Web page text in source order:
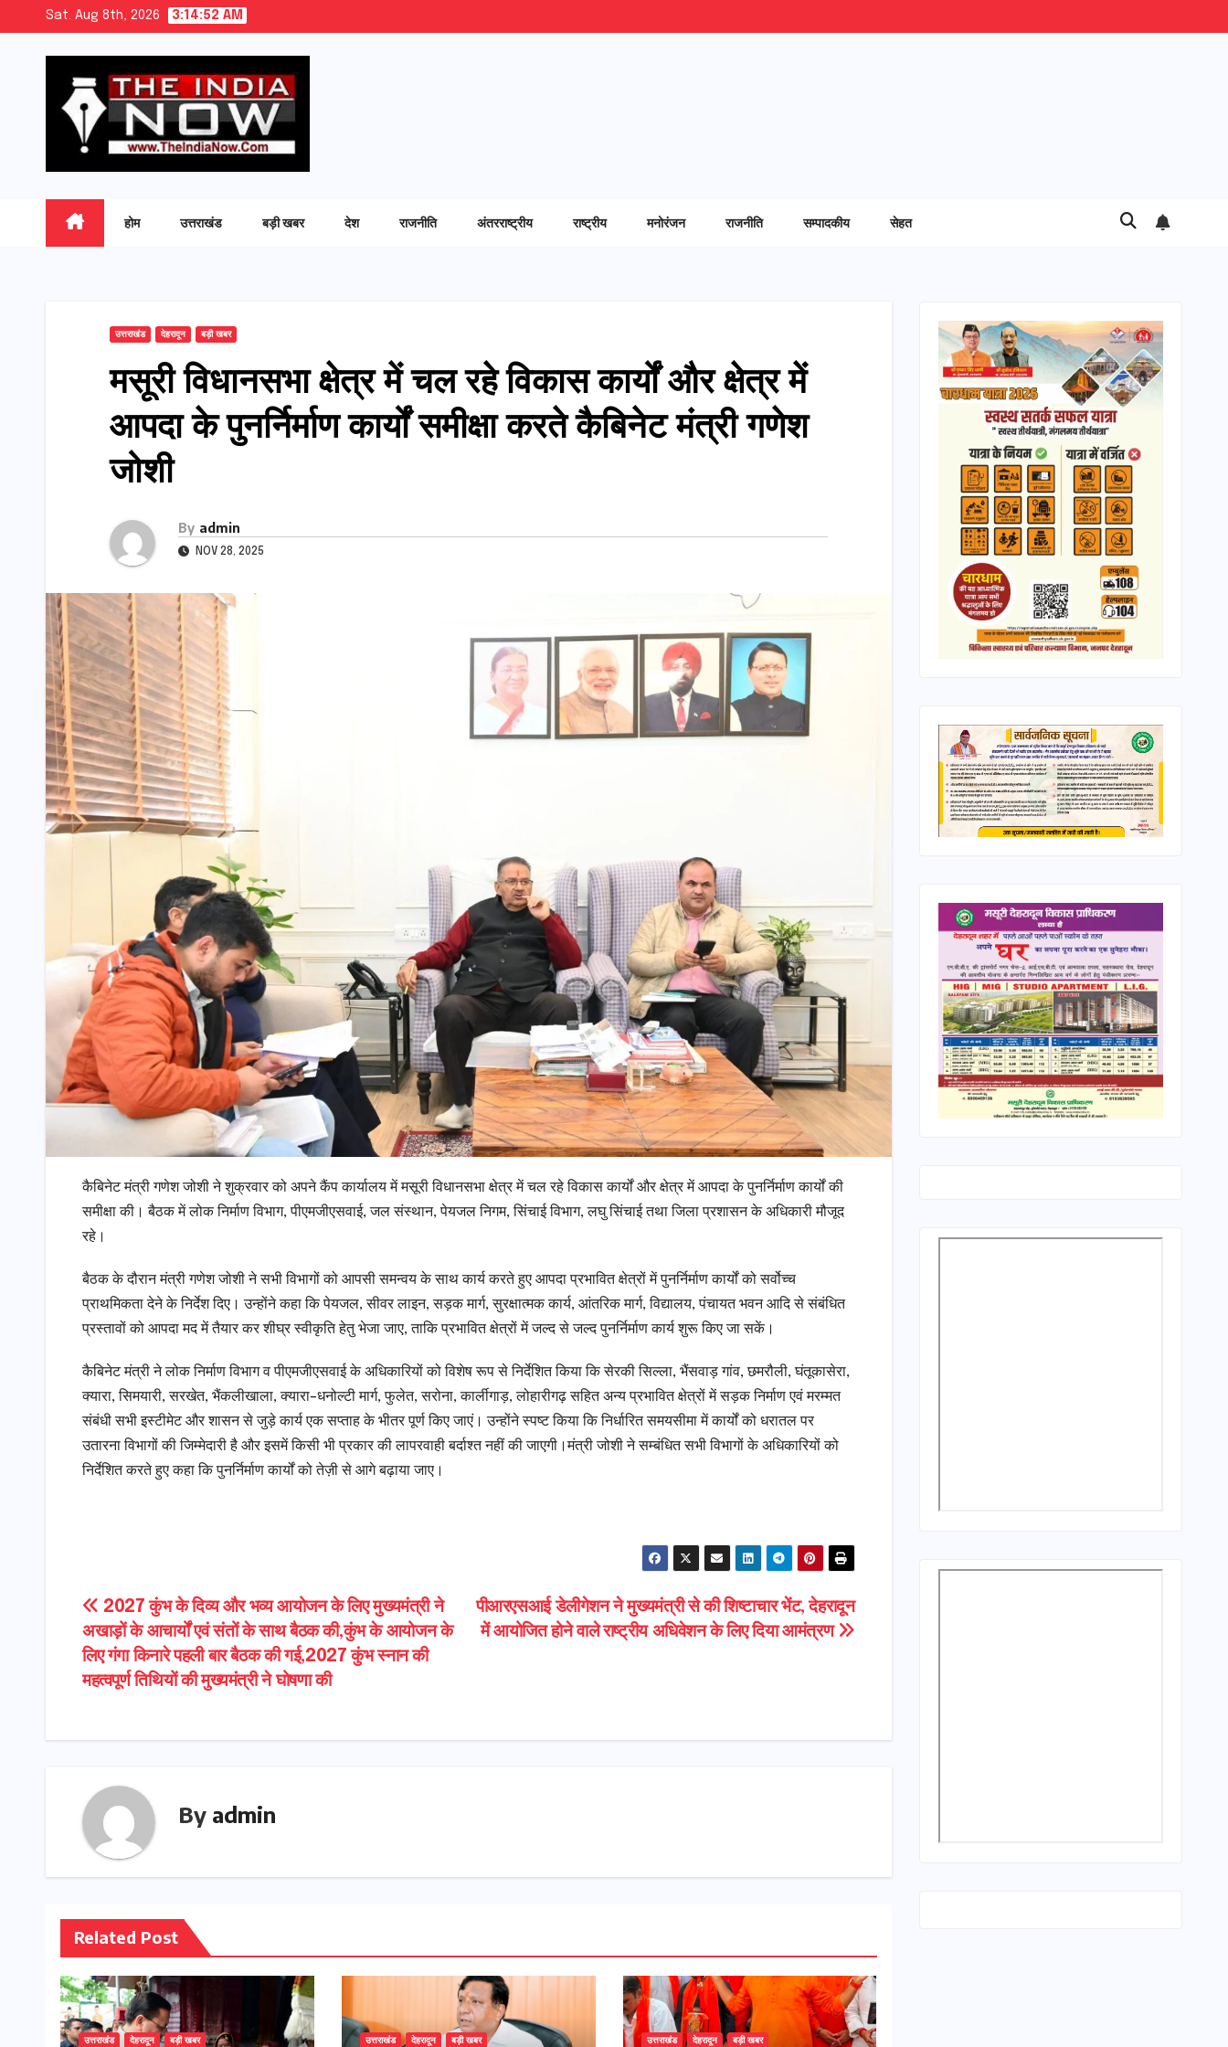
Sat. Aug 8th, 2026 3:14:53 AM
होम उत्तराखंड बड़ी खबर देश राजनीति अंतरराष्ट्रीय राष्ट्रीय मनोरंजन राजनीति सम्पादकीय सेहत
उत्तराखंड देहरादून बड़ी खबर
मसूरी विधानसभा क्षेत्र में चल रहे विकास कार्यों और क्षेत्र में
आपदा के पुनर्निर्माण कार्यों समीक्षा करते कैबिनेट मंत्री गणेश
जोशी
By admin
NOV 28, 2025
कैबिनेट मंत्री गणेश जोशी ने शुक्रवार को अपने कैंप कार्यालय में मसूरी विधानसभा क्षेत्र में चल रहे विकास कार्यों और क्षेत्र में आपदा के पुनर्निर्माण कार्यों की
समीक्षा की। बैठक में लोक निर्माण विभाग, पीएमजीएसवाई, जल संस्थान, पेयजल निगम, सिंचाई विभाग, लघु सिंचाई तथा जिला प्रशासन के अधिकारी मौजूद
रहे।
बैठक के दौरान मंत्री गणेश जोशी ने सभी विभागों को आपसी समन्वय के साथ कार्य करते हुए आपदा प्रभावित क्षेत्रों में पुनर्निर्माण कार्यों को सर्वोच्च
प्राथमिकता देने के निर्देश दिए। उन्होंने कहा कि पेयजल, सीवर लाइन, सड़क मार्ग, सुरक्षात्मक कार्य, आंतरिक मार्ग, विद्यालय, पंचायत भवन आदि से संबंधित
प्रस्तावों को आपदा मद में तैयार कर शीघ्र स्वीकृति हेतु भेजा जाए, ताकि प्रभावित क्षेत्रों में जल्द से जल्द पुनर्निर्माण कार्य शुरू किए जा सकें।
कैबिनेट मंत्री ने लोक निर्माण विभाग व पीएमजीएसवाई के अधिकारियों को विशेष रूप से निर्देशित किया कि सेरकी सिल्ला, भैंसवाड़ गांव, छमरौली, घंतूकासेरा,
क्यारा, सिमयारी, सरखेत, भैंकलीखाला, क्यारा–धनोल्टी मार्ग, फुलेत, सरोना, कार्लीगाड़, लोहारीगढ़ सहित अन्य प्रभावित क्षेत्रों में सड़क निर्माण एवं मरम्मत
संबंधी सभी इस्टीमेट और शासन से जुड़े कार्य एक सप्ताह के भीतर पूर्ण किए जाएं। उन्होंने स्पष्ट किया कि निर्धारित समयसीमा में कार्यों को धरातल पर
उतारना विभागों की जिम्मेदारी है और इसमें किसी भी प्रकार की लापरवाही बर्दाश्त नहीं की जाएगी।मंत्री जोशी ने सम्बंधित सभी विभागों के अधिकारियों को
निर्देशित करते हुए कहा कि पुनर्निर्माण कार्यों को तेज़ी से आगे बढ़ाया जाए।
Post
navigation
पीआरएसआई डेलीगेशन ने मुख्यमंत्री से की शिष्टाचार भेंट, देहरादून
में आयोजित होने वाले राष्ट्रीय अधिवेशन के लिए दिया आमंत्रण
2027 कुंभ के दिव्य और भव्य आयोजन के लिए मुख्यमंत्री ने
अखाड़ों के आचार्यों एवं संतों के साथ बैठक की,कुंभ के आयोजन के
लिए गंगा किनारे पहली बार बैठक की गई,2027 कुंभ स्नान की
महत्वपूर्ण तिथियों की मुख्यमंत्री ने घोषणा की
By admin
Related Post
उत्तराखंड देहरादून बड़ी खबर उत्तराखंड देहरादून बड़ी खबर उत्तराखंड देहरादून बड़ी खबर